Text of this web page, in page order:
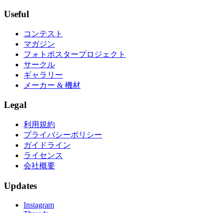
Useful
コンテスト
マガジン
フォトポスタープロジェクト
サークル
ギャラリー
メーカー & 機材
Legal
利用規約
プライバシーポリシー
ガイドライン
ライセンス
会社概要
Updates
Instagram